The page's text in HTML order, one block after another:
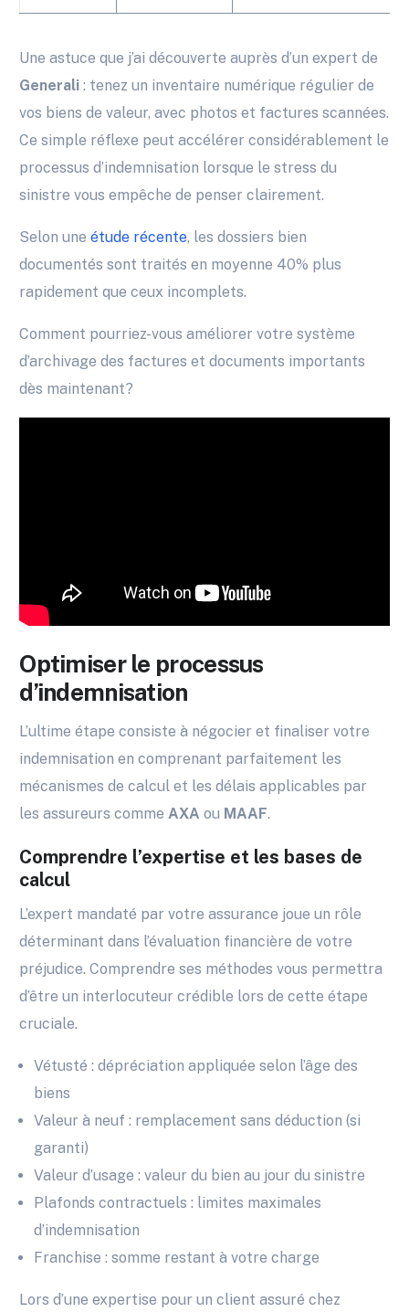
Une astuce que j’ai découverte auprès d’un expert de
Generali : tenez un inventaire numérique régulier de
vos biens de valeur, avec photos et factures scannées.
Ce simple réflexe peut accélérer considérablement le
processus d’indemnisation lorsque le stress du
sinistre vous empêche de penser clairement.
Selon uneétude récente, les dossiers bien
documentés sont traités en moyenne 40% plus
rapidement que ceux incomplets.
Comment pourriez-vous améliorer votre système
d’archivage des factures et documents importants
dès maintenant?
Optimiser le processus
d’indemnisation
L’ultime étape consiste à négocier et finaliser votre
indemnisation en comprenant parfaitement les
mécanismes de calcul et les délais applicables par
les assureurs comme AXA ou MAAF.
Comprendre l’expertise et les bases de
calcul
L’expert mandaté par votre assurance joue un rôle
déterminant dans l’évaluation financière de votre
préjudice. Comprendre ses méthodes vous permettra
d’être un interlocuteur crédible lors de cette étape
cruciale.
Vétusté : dépréciation appliquée selon l’âge des
biens
Valeur à neuf : remplacement sans déduction (si
garanti)
Valeur d’usage : valeur du bien au jour du sinistre
Plafonds contractuels : limites maximales
d’indemnisation
Franchise : somme restant à votre charge
Lors d’une expertise pour un client assuré chez